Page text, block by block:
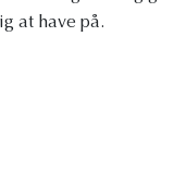
at have på.